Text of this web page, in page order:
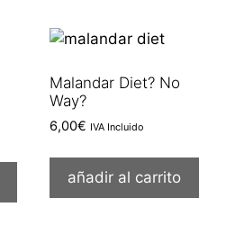
Malandar Diet? No
Way?
6,00€ IVA Incluido
añadir al carrito